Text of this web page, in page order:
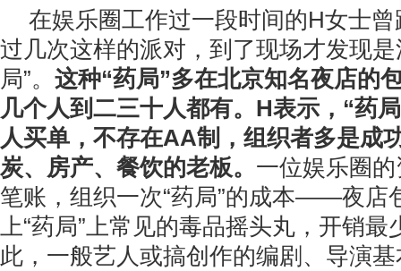
在娱乐圈工作过一段时间的H女士
过几次这样的派对，到了现场才发现是
局”。 这种“药局”多在北京知名夜店的
几个人到二三十人都有。H表示，“药
人买单，不存在AA制，组织者多是
炭、房产、餐饮的老板。 一位娱乐圈
笔账，组织一次“药局”的成本——夜店
上“药局”上常见的毒品摇头丸，开销最
此，一般艺人或搞创作的编剧、导演